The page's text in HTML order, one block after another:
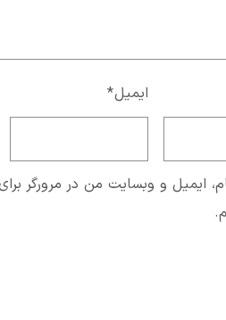
ایمیل*
ایمیل و وبسایت من در مرورگر